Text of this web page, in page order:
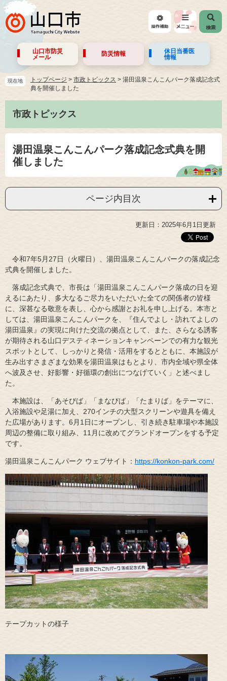
山口市防災
メール
防災情報
休日当番医
情報
現在地 トップページ > 市政トピックス > 湯田温泉こんこんパーク落成記念式
典を開催しました
市政トピックス
湯田温泉こんこんパーク落成記念式典を開
催しました
ページ内目次
更新日：2025年6月1日更新
令和7年5月27日（火曜日）、湯田温泉こんこんパークの落成記念
式典を開催しました。
落成記念式典で、市長は「湯田温泉こんこんパーク落成の日を迎
えるにあたり、多大なるご尽力をいただいた全ての関係者の皆様
に、深甚なる敬意を表し、心から感謝とお礼を申し上げる。本市と
しては、湯田温泉こんこんパークを、『住んでよし・訪れてよしの
湯田温泉』の実現に向けた交流の拠点として、また、さらなる誘客
が期待される山口デスティネーションキャンペーンでの有力な観光
スポットとして、しっかりと発信・活用をするとともに、本施設が
生み出すさまざまな効果を湯田温泉はもとより、市内全域や県全体
へ波及させ、好影響・好循環の創出につなげていく」と述べまし
た。
本施設は、「あそびば」「まなびば」「たまりば」をテーマに、
入浴施設や足湯に加え、270インチの大型スクリーンや遊具を備え
た広場があります。6月1日にオープンし、引き続き駐車場や本施設
周辺の整備に取り組み、11月に改めてグランドオープンをする予定
です。
湯田温泉こんこんパーク ウェブサイト： https://konkon-park.com/
​テープカットの様子